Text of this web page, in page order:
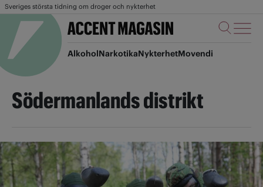
Sveriges största tidning om droger och nykterhet
AlkoholNarkotikaNykterhetMovendi
Södermanlands distrikt